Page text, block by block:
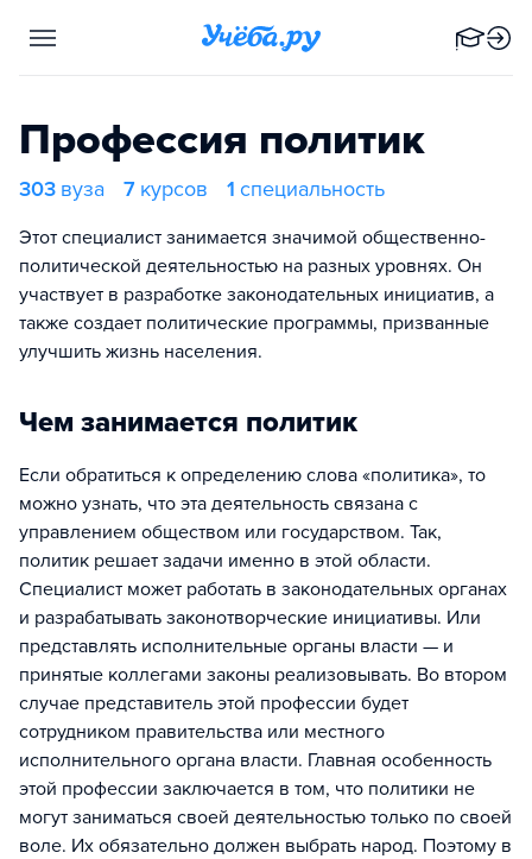
Профессия политик
303 вуза 7 курсов 1 специальность
Этот специалист занимается значимой общественно-
политической деятельностью на разных уровнях. Он
участвует в разработке законодательных инициатив, а
также создает политические программы, призванные
улучшить жизнь населения.
Чем занимается политик
Если обратиться к определению слова «политика», то
можно узнать, что эта деятельность связана с
управлением обществом или государством. Так,
политик решает задачи именно в этой области.
Специалист может работать в законодательных органах
и разрабатывать законотворческие инициативы. Или
представлять исполнительные органы власти — и
принятые коллегами законы реализовывать. Во втором
случае представитель этой профессии будет
сотрудником правительства или местного
исполнительного органа власти. Главная особенность
этой профессии заключается в том, что политики не
могут заниматься своей деятельностью только по своей
воле. Их обязательно должен выбрать народ. Поэтому в